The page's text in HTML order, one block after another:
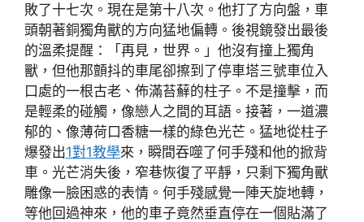
敗了十七次。現在是第十八次。他打了方向盤，車
頭朝著銅獨角獸的方向猛地偏轉。後視鏡發出最後
的溫柔提醒：「再見，世界。」他沒有撞上獨角
獸，但他那顫抖的車尾卻擦到了停車塔三號車位入
口處的一根古老、佈滿苔蘚的柱子。不是撞擊，而
是輕柔的碰觸，像戀人之間的耳語。接著，一道濃
郁的、像薄荷口香糖一樣的綠色光芒。猛地從柱子
爆發出1對1教學來，瞬間吞噬了何手殘和他的掀背
車。光芒消失後，窄巷恢復了平靜，只剩下獨角獸
雕像一臉困惑的表情。何手殘感覺一陣天旋地轉，
等他回過神來，他的車子竟然垂直停在一個貼滿了